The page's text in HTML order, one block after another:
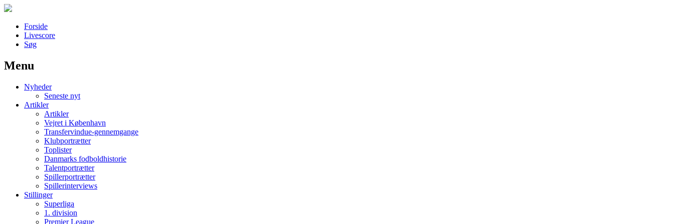
Forside
Livescore
Søg
Наши партнеры
лучшие займы
Menu
Nyheder
Seneste nyt
Artikler
Artikler
Vejret i København
Transfervindue-gennemgange
Klubportrætter
Toplister
Danmarks fodboldhistorie
Talentportrætter
Spillerportrætter
Spillerinterviews
Stillinger
Superliga
1. division
Premier League